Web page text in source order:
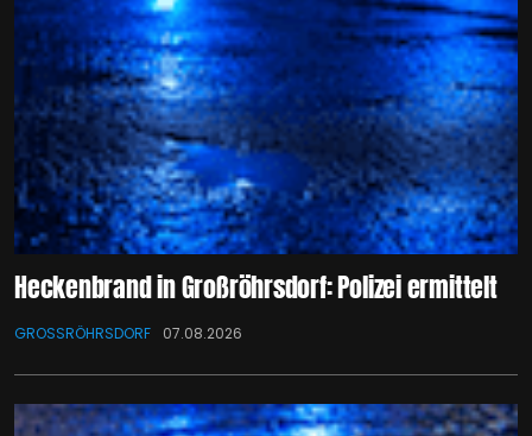
Heckenbrand in Großröhrsdorf: Polizei ermittelt
GROSSRÖHRSDORF 07.08.2026